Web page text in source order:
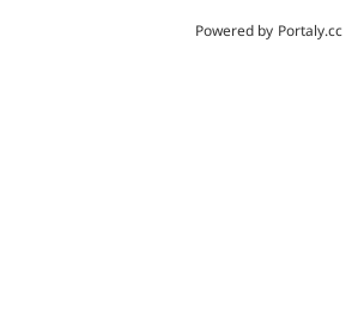
Powered by Portaly.cc